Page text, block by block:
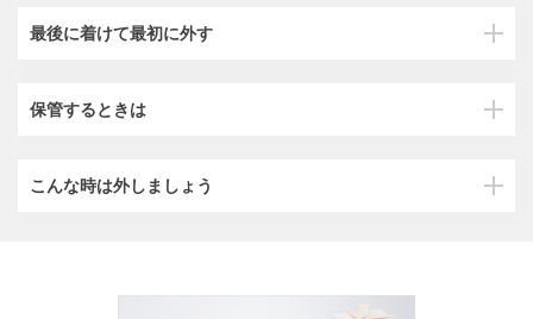
最後に着けて最初に外す
保管するときは
こんな時は外しましょう